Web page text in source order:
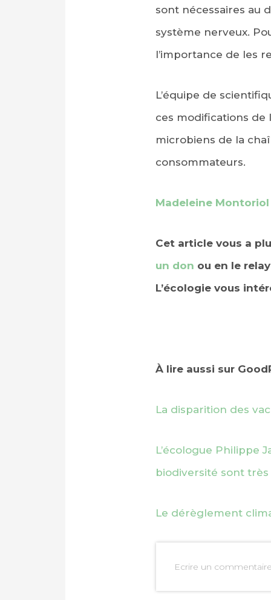
sont nécessaires au
système nerveux.
l’importance de les
L’équipe de
ces modifications de
microbiens de la
consommateurs.
Madeleine Montoriol
Cet article vous a
un don ou en le
L’écologie vous
À lire aussi sur
La disparition des
L’écologue Philippe
biodiversité sont très
Le dérèglement
Ecrire un